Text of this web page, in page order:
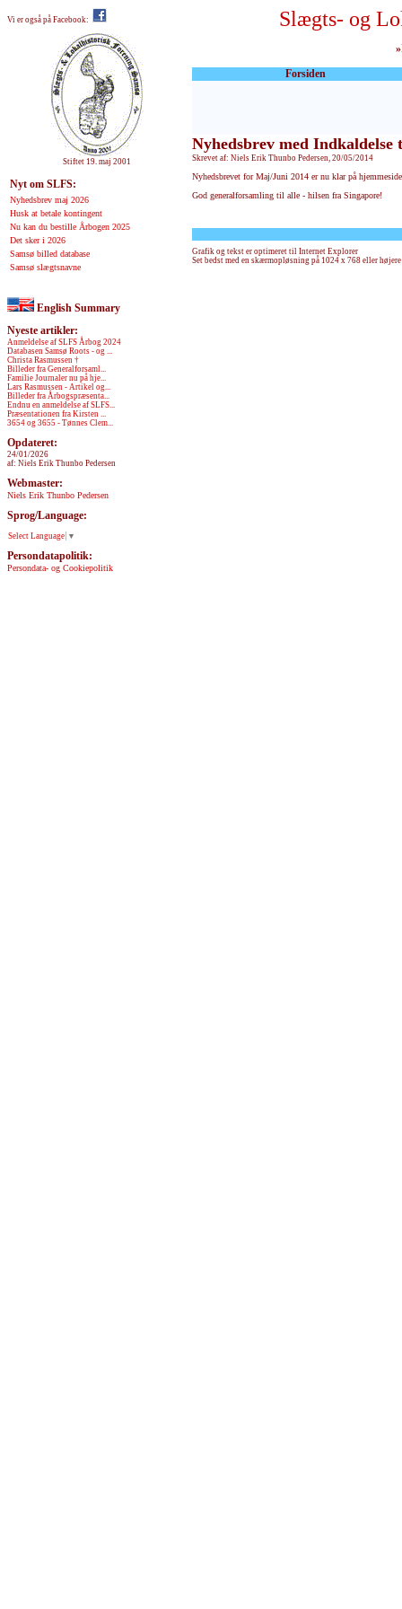
Vi er også på Facebook:
Stiftet 19. maj 2001
Nyt om SLFS:
Nyhedsbrev maj 2026
Husk at betale kontingent
Nu kan du bestille Årbogen 2025
Det sker i 2026
Samsø billed database
Samsø slægtsnavne
English Summary
Nyeste artikler:
Anmeldelse af SLFS Årbog 2024
Databasen Samsø Roots - og ...
Christa Rasmussen †
Billeder fra Generalforsaml...
Familie Journaler nu på hje...
Lars Rasmussen - Artikel og...
Billeder fra Årbogspræsenta...
Endnu en anmeldelse af SLFS...
Præsentationen fra Kirsten ...
3654 og 3655 - Tønnes Clem...
Opdateret:
24/01/2026
af: Niels Erik Thunbo Pedersen
Webmaster:
Niels Erik Thunbo Pedersen
Sprog/Language:
Select Language ▼
Persondatapolitik:
Persondata- og Cookiepolitik
Slægts- og
Forsiden
Nyhedsbrev med
Skrevet af: Niels Erik Thunbo Pedersen, 20/05/2014
Nyhedsbrevet for Maj/Juni 2014 er nu klar på
God generalforsamling til alle - hilsen fra Singapore!
Grafik og tekst er optimeret til Internet Explorer
Set bedst med en skærmopløsning på 1024 x 768 eller højere